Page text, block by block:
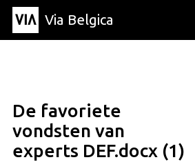
Via Belgica
Über Via Belgica
Über Via Belgica
Forschung
Ausbildung
Freunde
Der Reiseführer
Organisation
De favoriete
vondsten van
experts DEF.docx (1)